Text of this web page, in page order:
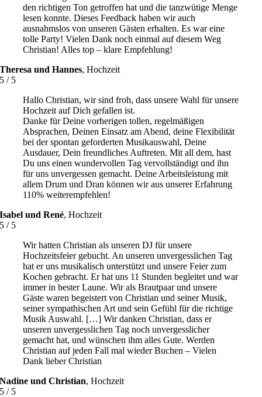
den richtigen Ton getroffen hat und die tanzwütige Menge
lesen konnte. Dieses Feedback haben wir auch
ausnahmslos von unseren Gästen erhalten. Es war eine
tolle Party! Vielen Dank noch einmal auf diesem Weg
Christian! Alles top – klare Empfehlung!
Theresa und Hannes,Hochzeit
5 / 5
Hallo Christian, wir sind froh, dass unsere Wahl für unsere
Hochzeit auf Dich gefallen ist.
Danke für Deine vorherigen tollen, regelmäßigen
Absprachen, Deinen Einsatz am Abend, deine Flexibilität
bei der spontan geforderten Musikauswahl, Deine
Ausdauer, Dein freundliches Auftreten. Mit all dem, hast
Du uns einen wundervollen Tag vervollständigt und ihn
für uns unvergessen gemacht. Deine Arbeitsleistung mit
allem Drum und Dran können wir aus unserer Erfahrung
110% weiterempfehlen!
Isabel und René,Hochzeit
5 / 5
Wir hatten Christian als unseren DJ für unsere
Hochzeitsfeier gebucht. An unseren unvergesslichen Tag
hat er uns musikalisch unterstützt und unsere Feier zum
Kochen gebracht. Er hat uns 11 Stunden begleitet und war
immer in bester Laune. Wir als Brautpaar und unsere
Gäste waren begeistert von Christian und seiner Musik,
seiner sympathischen Art und sein Gefühl für die richtige
Musik Auswahl. […] Wir danken Christian, dass er
unseren unvergesslichen Tag noch unvergesslicher
gemacht hat, und wünschen ihm alles Gute. Werden
Christian auf jeden Fall mal wieder Buchen – Vielen
Dank lieber Christian
Nadine und Christian,Hochzeit
5 / 5